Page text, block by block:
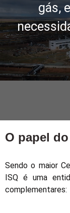
gás,
O papel
Sendo o maior
ISQ é uma
complementares: